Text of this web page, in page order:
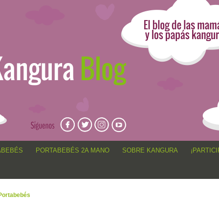
anécdotas de porteo, sorteos, concursos, artículos,
PORTABEBÉS 2A MANO SOBRE KANGURA